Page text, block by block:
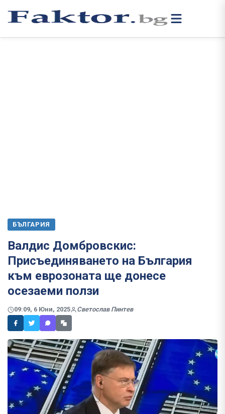
БЪЛГАРИЯ
Валдис Домбровскис:
Присъединяването на България
към еврозоната ще донесе
осезаеми ползи
09:09, 6 Юни, 2025 Светослав Пинтев